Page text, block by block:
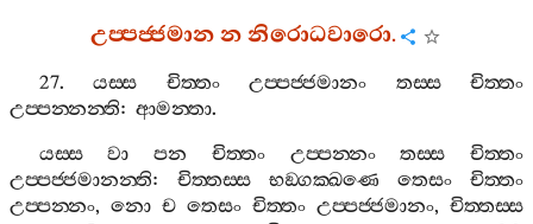
උප‍්පජ‍්ජමානනනිරොධවාරො.
27.යස‍්ස චිත‍්තං උප‍්පජ‍්ජමානං තස‍්ස
චිත‍්තං
උප‍්පන‍්නන‍්ති: ආමන‍්තා.
යස‍්ස
වා පන චිත‍්තං උප‍්පන‍්නං තස‍්ස
චිත‍්තං
උප‍්පජ‍්ජමානන‍්ති: චිත‍්තස‍්ස භඞ‍්ගක‍්ඛණෙ තෙසං
චිත‍්තං
උප‍්පන‍්නං, නො ච තෙසං චිත‍්තං උප‍්පජ‍්ජමානං, චිත‍්තස‍්ස